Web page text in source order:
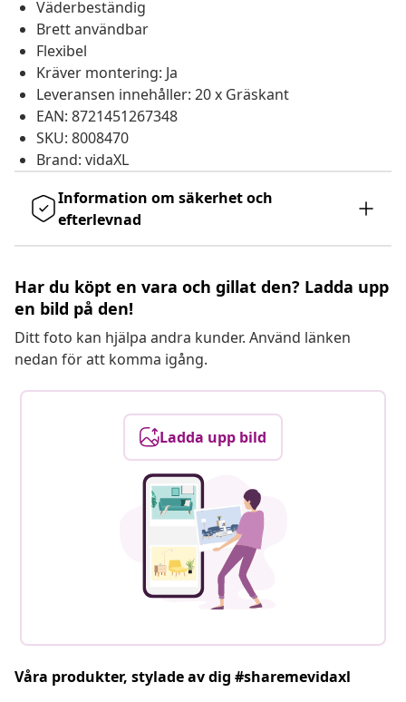
Väderbeständig
Brett användbar
Flexibel
Kräver montering: Ja
Leveransen innehåller: 20 x Gräskant
EAN: 8721451267348
SKU: 8008470
Brand: vidaXL
Information om säkerhet och
efterlevnad
Har du köpt en vara och gillat den? Ladda upp
en bild på den!
Ditt foto kan hjälpa andra kunder. Använd länken
nedan för att komma igång.
Ladda upp bild
Våra produkter, stylade av dig #sharemevidaxl